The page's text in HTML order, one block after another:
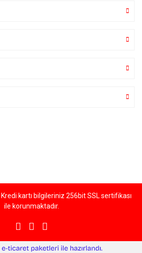
Kredi kartı bilgileriniz 256bit SSL sertifikası
ile korunmaktadır.
ideasoft e-